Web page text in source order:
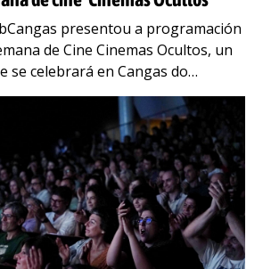
presentou a programación
de Cine Cinemas Ocultos, un
se celebrará en Cangas do
29 de setembro ao 7 de outubro